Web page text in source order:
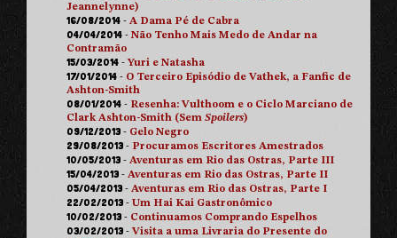
Jeannelynne)
16/08/2014 -A Dama Pé de Cabra
04/04/2014 -Não Tenho Mais Medo de Andar na
Contramão
15/03/2014 -Yuri e Natasha
17/01/2014 - O Terceiro Episódio de Vathek, a Fanfic de
Ashton-Smith
08/01/2014 - Resenha: Vulthoom e o Ciclo Marciano de
Clark Ashton-Smith (SemSpoilers)
09/12/2013 - Gelo Negro
29/08/2013 - Procuramos Escritores Amestrados
10/05/2013 -Aventuras em Rio das Ostras, Parte III
15/04/2013 -Aventuras em Rio das Ostras, Parte II
05/04/2013 -Aventuras em Rio das Ostras, Parte I
22/02/2013 -Um Hai Kai Gastronômico
10/02/2013 - Continuamos Comprando Espelhos
03/02/2013 -Visita a uma Livraria do Presente do